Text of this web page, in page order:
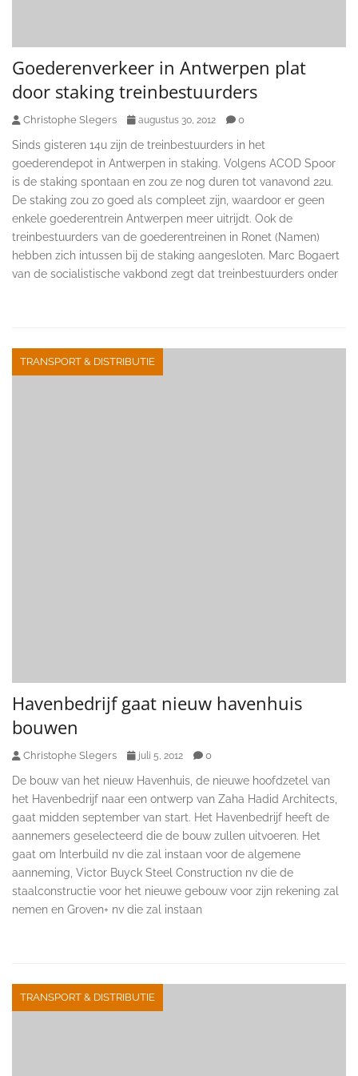
Goederenverkeer in Antwerpen plat
door staking treinbestuurders
Christophe Slegers augustus 30, 2012 0
Sinds gisteren 14u zijn de treinbestuurders in het
goederendepot in Antwerpen in staking. Volgens ACOD Spoor
is de staking spontaan en zou ze nog duren tot vanavond 22u.
De staking zou zo goed als compleet zijn, waardoor er geen
enkele goederentrein Antwerpen meer uitrijdt. Ook de
treinbestuurders van de goederentreinen in Ronet (Namen)
hebben zich intussen bij de staking aangesloten. Marc Bogaert
van de socialistische vakbond zegt dat treinbestuurders onder
TRANSPORT & DISTRIBUTIE
Havenbedrijf gaat nieuw havenhuis
bouwen
Christophe Slegers juli 5, 2012 0
De bouw van het nieuw Havenhuis, de nieuwe hoofdzetel van
het Havenbedrijf naar een ontwerp van Zaha Hadid Architects,
gaat midden september van start. Het Havenbedrijf heeft de
aannemers geselecteerd die de bouw zullen uitvoeren. Het
gaat om Interbuild nv die zal instaan voor de algemene
aanneming, Victor Buyck Steel Construction nv die de
staalconstructie voor het nieuwe gebouw voor zijn rekening zal
nemen en Groven+ nv die zal instaan
TRANSPORT & DISTRIBUTIE